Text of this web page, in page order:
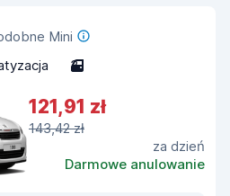
Mini
3
121,91 zł
143,42 zł
za dzień
Darmowe anulowanie